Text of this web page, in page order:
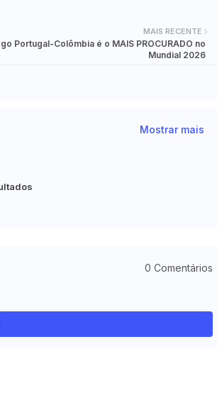
MAIS RECENTE
Portugal-Colômbia é o MAIS PROCURADO no
Mundial 2026
Mostrar mais
0 Comentários